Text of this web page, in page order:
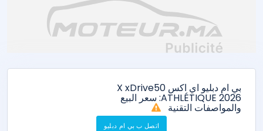
بي ام دبليو اي اكس X xDrive50
ATHLÉTIQUE 2026: سعر البيع
والمواصفات التقنية
اتصل ب بي ام دبليو